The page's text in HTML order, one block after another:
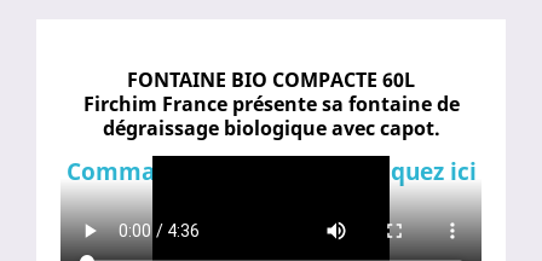
FONTAINE BIO COMPACTE 60L
Firchim France présente sa fontaine de
dégraissage biologique avec capot.
Commandez-la en ligne ! Cliquez ici